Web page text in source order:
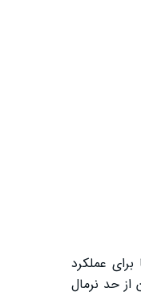
عملکرد
حد نرمال